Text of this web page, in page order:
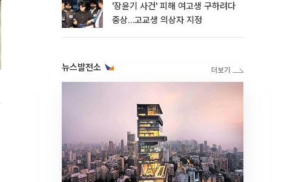
'장윤기 사건' 피해 여고생 구하려다
중상…고교생 의상자 지정
뉴스발전소